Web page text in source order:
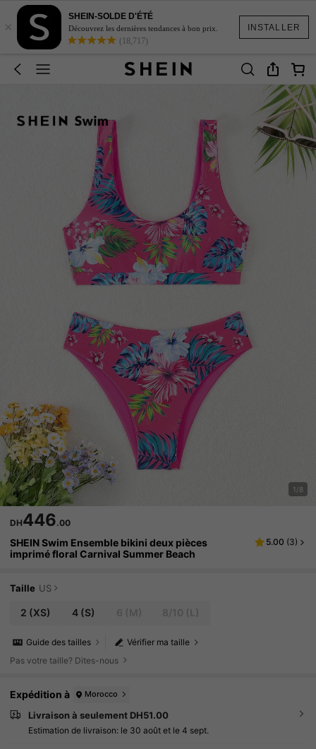
INSTALLER
×
SHEIN-SOLDE D'ÉTÉ
Découvrez les dernières tendances à bon prix.
(18,717)
1/8
DH446.00
SHEIN Swim Ensemble bikini deux pièces
imprimé floral Carnival Summer Beach
5.00 (3)
Taille US
2 (XS) 4(S)
Vérifier ma taille
Guide des tailles
Pas votre taille? Dites-nous
Expédition à Morocco
Livraison à seulement DH51.00
Estimation de livraison: le 30 août et le 4 sept.